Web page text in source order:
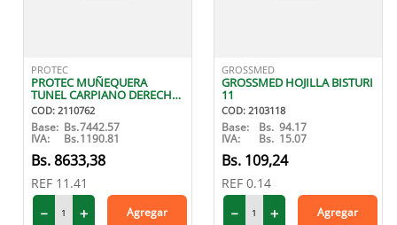
PROTEC
PROTEC MUÑEQUERA
TUNEL CARPIANO DERECHA
M
COD: 2110762
Base: Bs.7442.57
IVA: Bs.1190.81
8633,38
REF 11.41
＋
－ Agregar
GROSSMED
GROSSMED HOJILLA BISTURI
11
COD: 2103118
Base: Bs. 94.17
IVA: Bs. 15.07
109,24
REF 0.14
＋
－ Agregar